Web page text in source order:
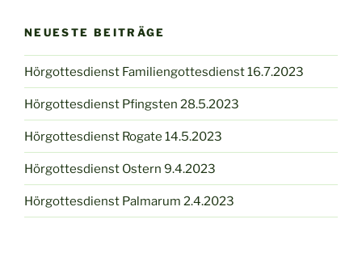
NEUESTE BEITRÄGE
Hörgottesdienst Familiengottesdienst 16.7.2023
Hörgottesdienst Pfingsten 28.5.2023
Hörgottesdienst Rogate 14.5.2023
Hörgottesdienst Ostern 9.4.2023
Hörgottesdienst Palmarum 2.4.2023